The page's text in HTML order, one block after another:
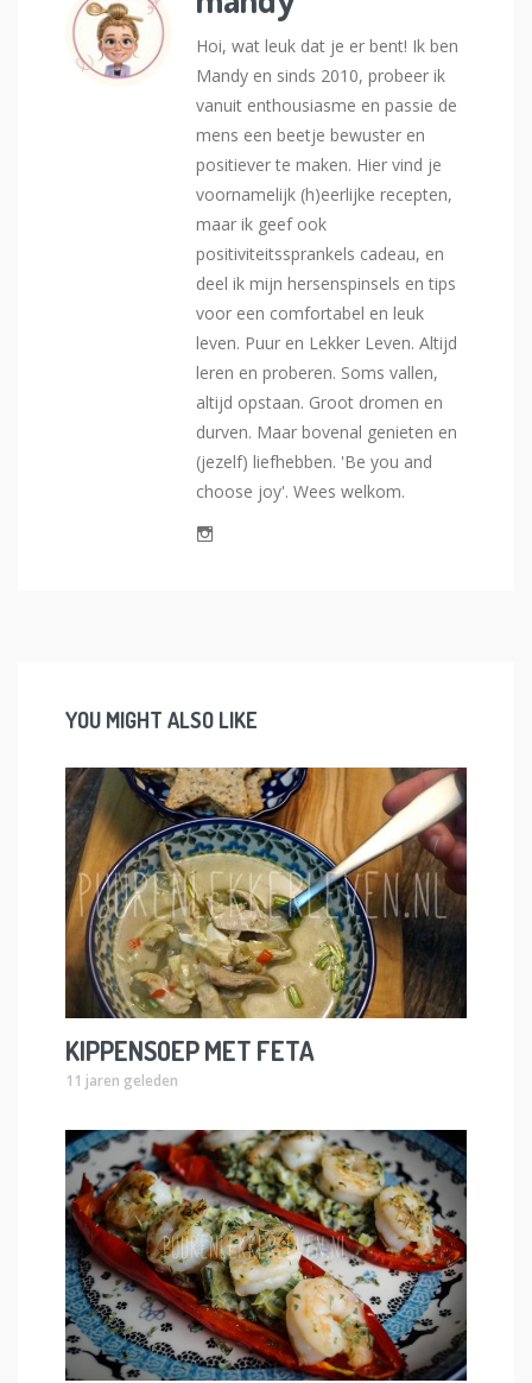
Hoi, wat leuk dat je er bent! Ik ben
Mandy en sinds 2010, probeer ik
vanuit enthousiasme en passie de
mens een beetje bewuster en
positiever te maken. Hier vind je
voornamelijk (h)eerlijke recepten,
maar ik geef ook
positiviteitssprankels cadeau, en
deel ik mijn hersenspinsels en tips
voor een comfortabel en leuk
leven. Puur en Lekker Leven. Altijd
leren en proberen. Soms vallen,
altijd opstaan. Groot dromen en
durven. Maar bovenal genieten en
(jezelf) liefhebben. 'Be you and
choose joy'. Wees welkom.
YOU MIGHT ALSO LIKE
KIPPENSOEP MET FETA
11 jaren geleden